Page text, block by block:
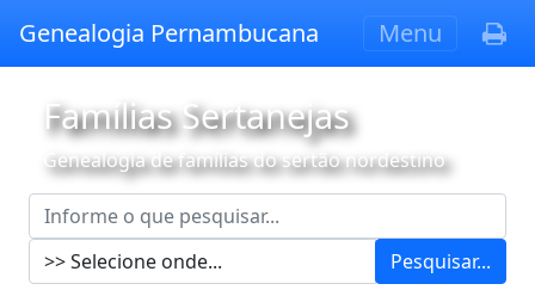
Genealogia Pernambucana Menu
Famílias Sertanejas
Genealogia de famílias do sertão nordestino
Pesquisar...